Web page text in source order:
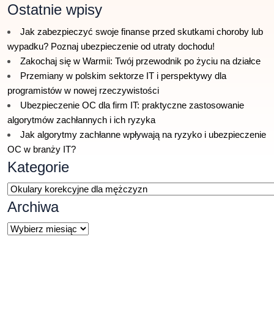
Ostatnie wpisy
Jak zabezpieczyć swoje finanse przed skutkami choroby lub
wypadku? Poznaj ubezpieczenie od utraty dochodu!
Zakochaj się w Warmii: Twój przewodnik po życiu na działce
Przemiany w polskim sektorze IT i perspektywy dla
programistów w nowej rzeczywistości
Ubezpieczenie OC dla firm IT: praktyczne zastosowanie
algorytmów zachłannych i ich ryzyka
Jak algorytmy zachłanne wpływają na ryzyko i ubezpieczenie
OC w branży IT?
Kategorie
Kategorie
Archiwa
Archiwa